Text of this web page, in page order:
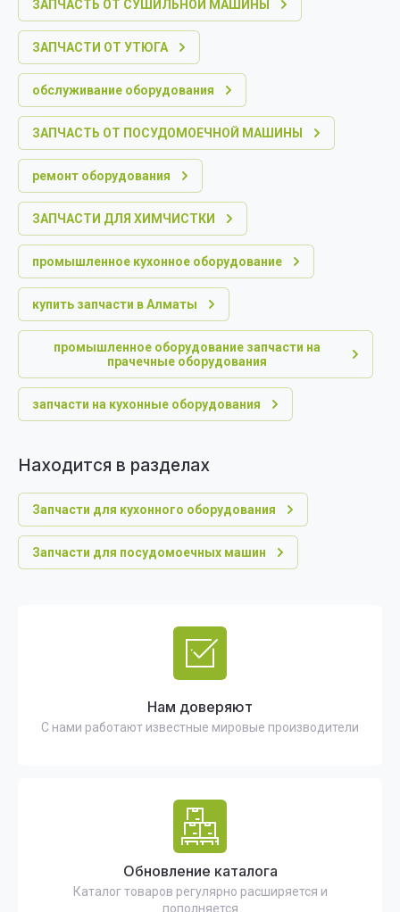
ЗАПЧАСТЬ ОТ СУШИЛЬНОЙ МАШИНЫ
ЗАПЧАСТИ ОТ УТЮГА
обслуживание оборудования
ЗАПЧАСТЬ ОТ ПОСУДОМОЕЧНОЙ МАШИНЫ
ремонт оборудования
ЗАПЧАСТИ ДЛЯ ХИМЧИСТКИ
промышленное кухонное оборудование
купить запчасти в Алматы
промышленное оборудование запчасти на
прачечные оборудования
запчасти на кухонные оборудования
Находится в разделах
Запчасти для кухонного оборудования
Запчасти для посудомоечных машин
Нам доверяют
С нами работают известные мировые производители
Обновление каталога
Каталог товаров регулярно расширяется и
пополняется